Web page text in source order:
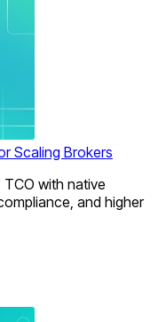
Scaling Brokers
TCO with native
and higher